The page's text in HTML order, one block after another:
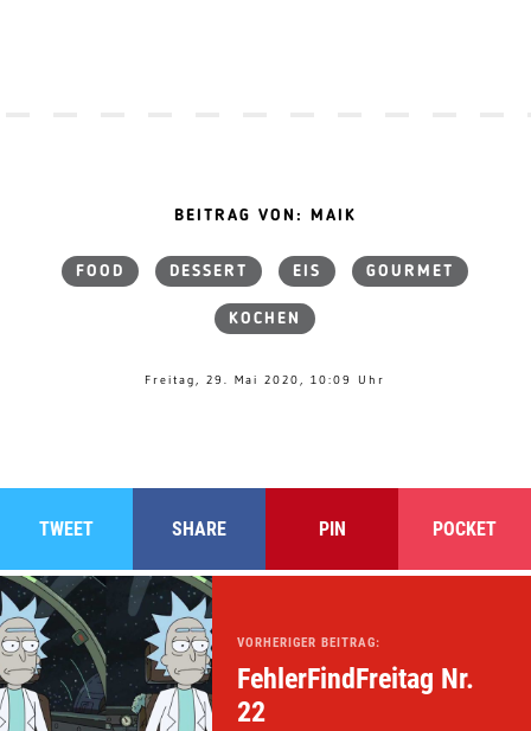
BEITRAG VON: MAIK
FOOD DESSERT EIS GOURMET
KOCHEN
Freitag, 29. Mai 2020, 10:09 Uhr
TWEET SHARE PIN POCKET
VORHERIGER BEITRAG:
FehlerFindFreitag Nr.
22